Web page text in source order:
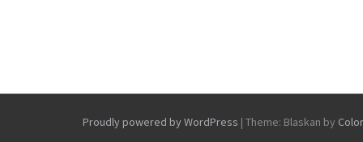
Proudly powered by WordPress | Theme: Blaskan by